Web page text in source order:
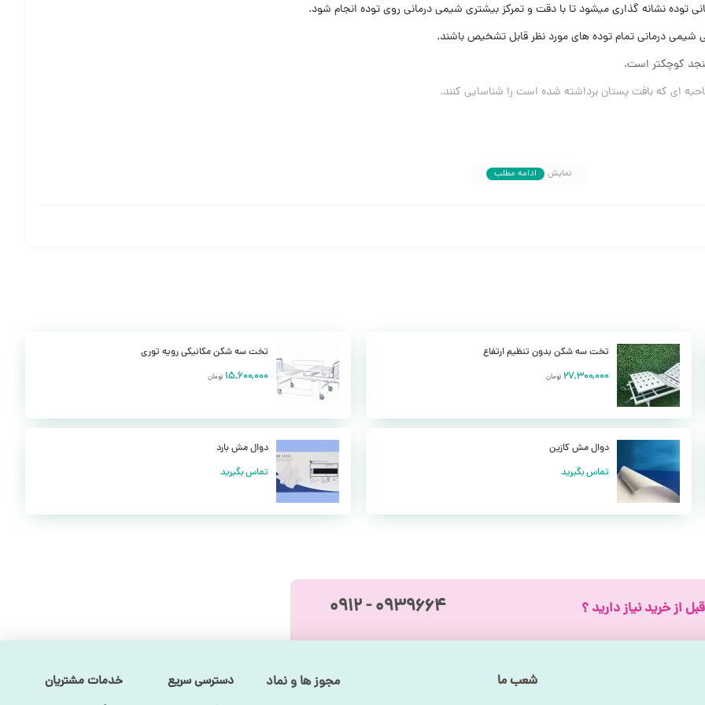
توده نشانه گذاری میشود تا با دقت و تمرکز بیشتری شیمی درمانی روی توده انجام شود.
شیمی درمانی تمام توده های مورد نظر قابل تشخیص باشند.
کنجد کوچکتر است.
ای که بافت پستان برداشته شده است را شناسایی کنند.
بدن دردناک نباشد
باشد به درستی در جای خود قرار دارد
نمایش ادامه مطلب
تخت سه شکن بدون تنظیم ارتفاع
27,300,000 تومان
تخت سه شکن مکانیکی رویه توری
15,600,000 تومان
دوال مش کازین
تماس بگیرید
دوال مش بارد
تماس بگیرید
از خرید نیاز دارید ؟ ۰۹۳۹۶۶۴ - ۰۹۱۲
شعب ما مجوز ها و نماد دسترسی سریع خدمات مشتریان